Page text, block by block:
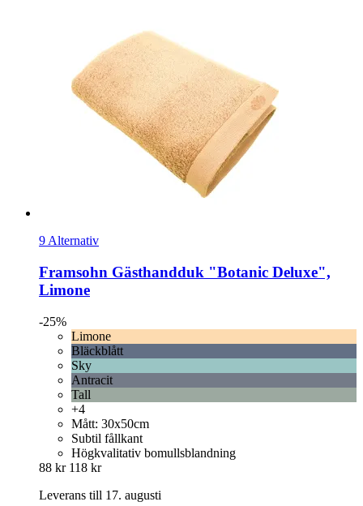
9 Alternativ
Framsohn Gästhandduk "Botanic Deluxe",
Limone
-25%
Limone
Bläckblått
Sky
Antracit
Tall
+4
Mått: 30x50cm
Subtil fållkant
Högkvalitativ bomullsblandning
88 kr 118 kr
Leverans till 17. augusti